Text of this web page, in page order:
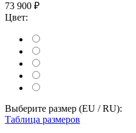
73 900 ₽
Цвет:
Выберите размер (EU / RU):
Таблица размеров